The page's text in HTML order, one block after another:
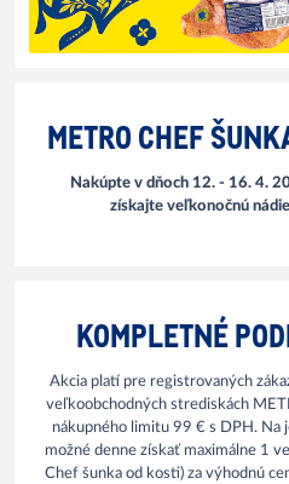
METRO CHEF
Nakúpte v dňoch 12. - 16. 4.
získajte veľkonočnú
KOMPLETNÉ
Akcia platí pre registrovaných
veľkoobchodných strediskách
nákupného limitu 99 € s DPH. Na
možné denne získať maximálne 1
Chef šunka od kosti) za výhodnú